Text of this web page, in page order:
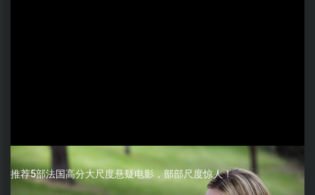
推荐5部法国高分大尺度悬疑电影，部部尺度惊人！